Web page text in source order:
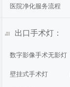
医院净化服务流程
出口手术灯：
数字影像手术无影灯
壁挂式手术灯